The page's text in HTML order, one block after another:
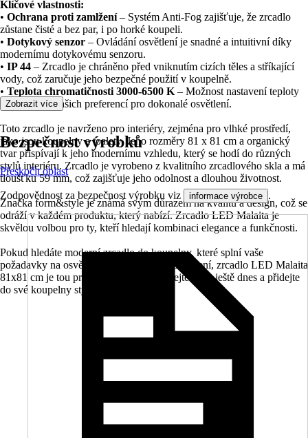
Klíčové vlastnosti:
• Ochrana proti zamlžení– Systém Anti-Fog zajišťuje, že zrcadlo
zůstane čisté a bez par, i po horké koupeli.
• Dotykový senzor – Ovládání osvětlení je snadné a intuitivní díky
modernímu dotykovému senzoru.
• IP 44 – Zrcadlo je chráněno před vniknutím cizích těles a stříkající
vody, což zaručuje jeho bezpečné použití v koupelně.
• Teplota chromatičnosti 3000-6500 K – Možnost nastavení teploty
světla podle vašich preferencí pro dokonalé osvětlení.
Toto zrcadlo je navrženo pro interiéry, zejména pro vlhké prostředí,
jako jsou koupelny a toalety. Jeho rozměry 81 x 81 cm a organický
tvar přispívají k jeho modernímu vzhledu, který se hodí do různých
stylů interiéru. Zrcadlo je vyrobeno z kvalitního zrcadlového skla a má
tloušťku 59 mm, což zajišťuje jeho odolnost a dlouhou životnost.
Značka form&style je známá svým důrazem na kvalitu a design, což se
odráží v každém produktu, který nabízí. Zrcadlo LED Malaita je
skvělou volbou pro ty, kteří hledají kombinaci elegance a funkčnosti.
Pokud hledáte moderní zrcadlo do koupelny, které splní vaše
požadavky na osvětlení a ochranu proti zamlžení, zrcadlo LED Malaita
81x81 cm je tou pravou volbou. Objednejte si ho ještě dnes a přidejte
do své koupelny styl a praktičnost.
Zobrazit více
Bezpečnost výrobků
Přeskočit oblast
Zodpovědnost za bezpečnost výrobku viz informace výrobce .